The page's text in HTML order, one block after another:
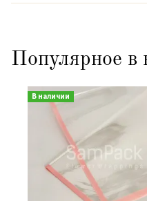
Популярное в
В наличии